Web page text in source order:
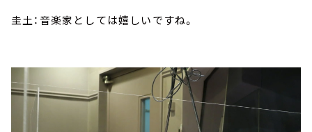
圭土：音楽家としては嬉しいですね。